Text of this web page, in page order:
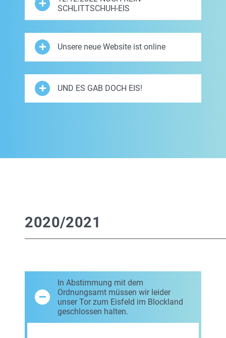
SCHLITTSCHUH-EIS
Unsere neue Website ist online
UND ES GAB DOCH EIS!
2020/2021
In Abstimmung mit dem
Ordnungsamt müssen wir leider
unser Tor zum Eisfeld im Blockland
geschlossen halten.